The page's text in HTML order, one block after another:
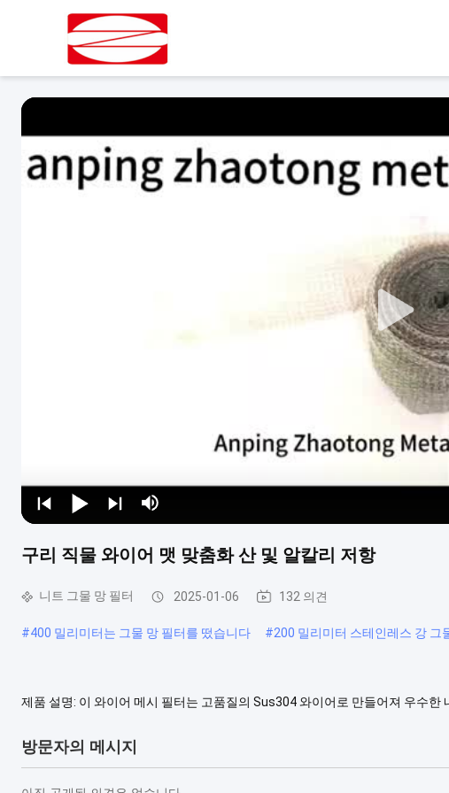
구리 직물 와이어 맷 맞춤화 산 및 알칼리 저항
니트 그물 망 필터 2025-01-06 132 의견
#400 밀리미터는 그물 망 필터를 떴습니다 #200 밀리미터 스테인레스 강 그
제품 설명: 이 와이어 메시 필터는 고품질의 Sus304 와이어로 만들어져 우수
양은 물이 필터를 통해 원활하고 균일하게 흐르도록 보장하며 우수한 필터링 성
방문자의 메시지